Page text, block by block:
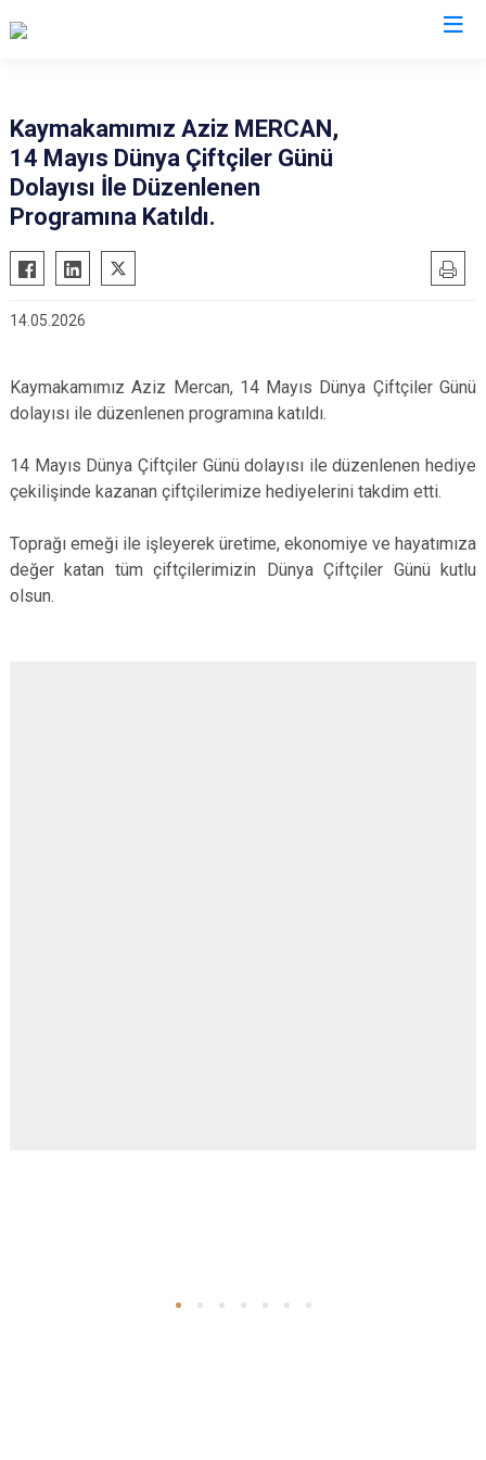
Enez
Havsa
Keşan
Uzunköprü
Kaymakamımız Aziz MERCAN,
14 Mayıs Dünya Çiftçiler Günü
Dolayısı İle Düzenlenen
Programına Katıldı.
14.05.2026
Kaymakamımız Aziz Mercan, 14 Mayıs Dünya Çiftçiler Günü
dolayısı ile düzenlenen programına katıldı.
14 Mayıs Dünya Çiftçiler Günü dolayısı ile düzenlenen hediye
çekilişinde kazanan çiftçilerimize hediyelerini takdim etti.
Toprağı emeği ile işleyerek üretime, ekonomiye ve hayatımıza
değer katan tüm çiftçilerimizin Dünya Çiftçiler Günü kutlu
olsun.